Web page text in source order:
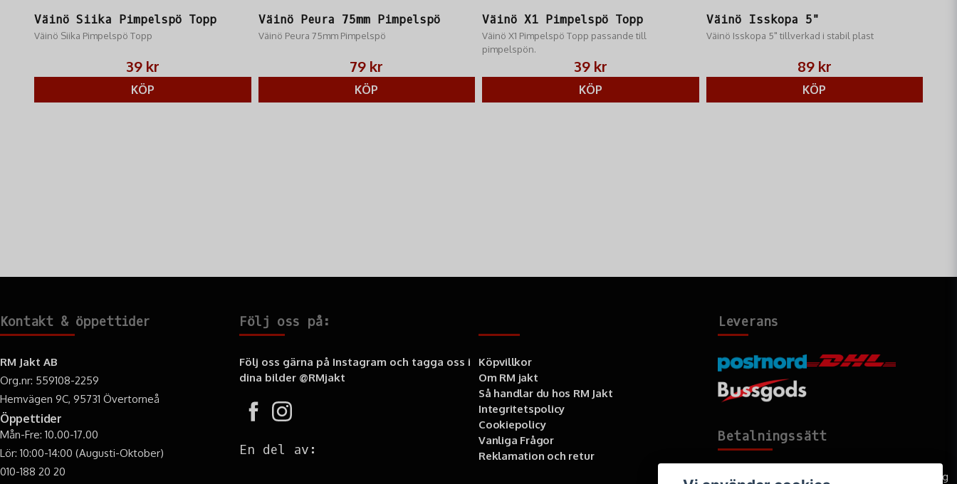
Väinö Siika Pimpelspö Topp
Väinö Siika Pimpelspö Topp
39 kr
KÖP
Väinö Peura 75mm Pimpelspö
Väinö Peura 75mm Pimpelspö
79 kr
KÖP
Väinö X1 Pimpelspö Topp
Väinö X1 Pimpelspö Topp​ passande till
pimpelspön.
39 kr
KÖP
Väinö Isskopa 5"
Väinö Isskopa 5" tillverkad i stabil plast
89 kr
KÖP
Kontakt & öppettider
RM Jakt AB
Org.nr: 559108-2259
Hemvägen 9C, 95731 Övertorneå
Öppettider
Mån-Fre: 10.00-17.00
Lör: 10:00-14:00 (Augusti-Oktober)
010-188 20 20
Följ oss på:
Följ oss gärna på Instagram och tagga oss i
dina bilder @RMjakt
En del av:
Köpvillkor
Om RM jakt
Så handlar du hos RM Jakt
Integritetspolicy
Cookiepolicy
Vanliga Frågor
Reklamation och retur
Leverans
Betalningssätt
Faktura, delbetalning, kort- eller direktbetalning